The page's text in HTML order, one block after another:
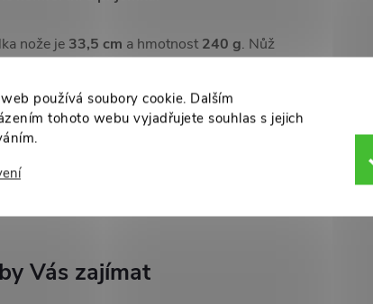
používá soubory cookie. Dalším
tohoto webu vyjadřujete souhlas s jejich
nože je 33,5 cm a hmotnost240 g. Nůž
vluxusním dárkovém balení, takže je
Vaše blízké :-)
Vás zajímat